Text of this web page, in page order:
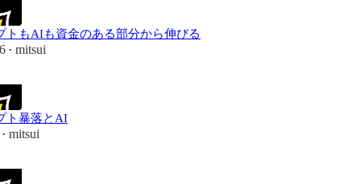
トもAIも資金のある部分から伸びる
• mitsui
ト暴落とAI
• mitsui